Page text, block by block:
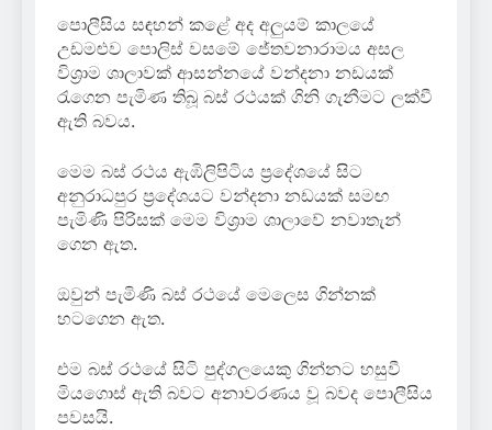
පොලීසිය සඳහන් කළේ අද අලුයම් කාලයේ
උඩමළුව පොලිස් වසමේ ජේතවනාරාමය අසල
විශ්‍රාම ශාලාවක් ආසන්නයේ වන්දනා නඩයක්
රැගෙන පැමිණ තිබූ බස් රථයක් ගිනි ගැනීමට ලක්වී
ඇති බවය.
මෙම බස් රථය ඇඹිලිපිටිය ප්‍රදේශයේ සිට
අනුරාධපුර ප්‍රදේශයට වන්දනා නඩයක් සමඟ
පැමිණි පිරිසක් මෙම විශ්‍රාම ශාලාවේ නවාතැන්
ගෙන ඇත.
ඔවුන් පැමිණි බස් රථයේ මෙලෙස ගින්නක්
හටගෙන ඇත.
එම බස් රථයේ සිටි පුද්ගලයෙකු ගින්නට හසුවී
මියගොස් ඇති බවට අනාවරණය වූ බවද පොලීසිය
පවසයි.